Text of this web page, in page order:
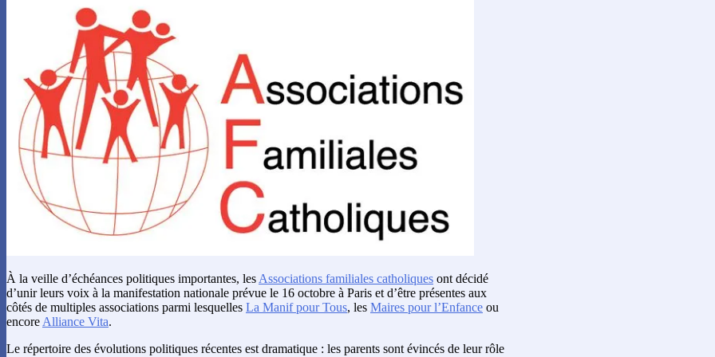
À la veille d’échéances politiques importantes, les Associations familiales catholiques ont décidé
d’unir leurs voix à la manifestation nationale prévue le 16 octobre à Paris et d’être présentes aux
côtés de multiples associations parmi lesquelles La Manif pour Tous, les Maires pour l’Enfance ou
encore Alliance Vita.
Le répertoire des évolutions politiques récentes est dramatique : les parents sont évincés de leur rôle